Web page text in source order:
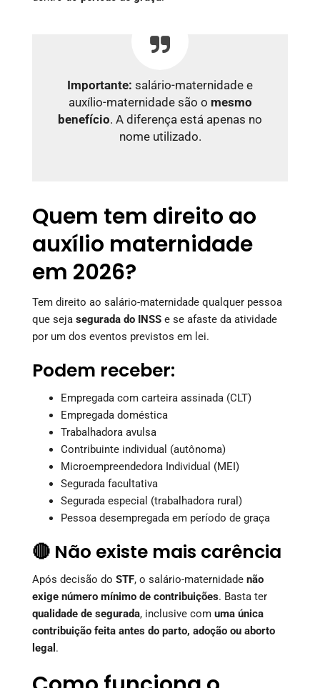
Importante: salário-maternidade e
auxílio-maternidade são o mesmo
benefício. A diferença está apenas no
nome utilizado.
Quem tem direito ao
auxílio maternidade
em 2026?
Tem direito ao salário-maternidade qualquer pessoa
que seja segurada do INSS e se afaste da atividade
por um dos eventos previstos em lei.
Podem receber:
Empregada com carteira assinada (CLT)
Empregada doméstica
Trabalhadora avulsa
Contribuinte individual (autônoma)
Microempreendedora Individual (MEI)
Segurada facultativa
Segurada especial (trabalhadora rural)
Pessoa desempregada em período de graça
🔴 Não existe mais carência
Após decisão do STF, o salário-maternidade não
exige número mínimo de contribuições. Basta ter
qualidade de segurada, inclusive com uma única
contribuição feita antes do parto, adoção ou aborto
legal .